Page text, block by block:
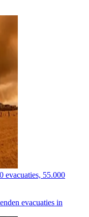
evacuaties, 55.000
evacuaties in